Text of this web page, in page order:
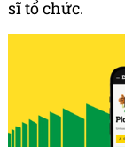
sĩ tổ chức.